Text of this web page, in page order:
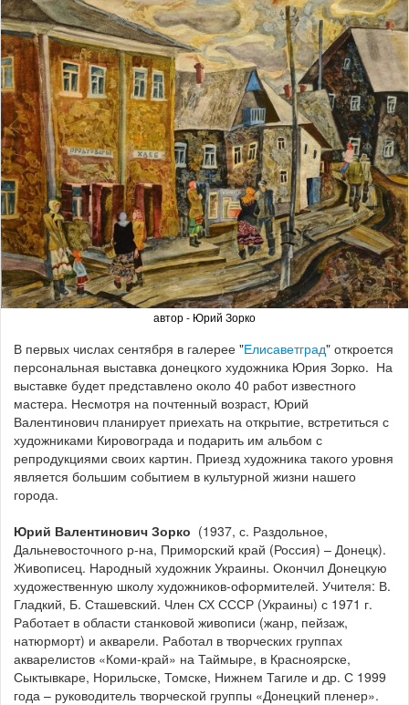
автор - Юрий Зорко
В первых числах сентября в галерее "Елисаветград" откроется
персональная выставка донецкого художника Юрия Зорко. На
выставке будет представлено около 40 работ известного
мастера. Несмотря на почтенный возраст, Юрий
Валентинович планирует приехать на открытие, встретиться с
художниками Кировограда и подарить им альбом с
репродукциями своих картин. Приезд художника такого уровня
является большим событием в культурной жизни нашего
города.
Юрий Валентинович Зорко (1937, с. Раздольное,
Дальневосточного р-на, Приморский край (Россия) – Донецк).
Живописец. Народный художник Украины. Окончил Донецкую
художественную школу художников-оформителей. Учителя: В.
Гладкий, Б. Сташевский. Член СХ СССР (Украины) с 1971 г.
Работает в области станковой живописи (жанр, пейзаж,
натюрморт) и акварели. Работал в творческих группах
акварелистов «Коми-край» на Таймыре, в Красноярске,
Сыктывкаре, Норильске, Томске, Нижнем Тагиле и др. С 1999
года – руководитель творческой группы «Донецкий пленер».